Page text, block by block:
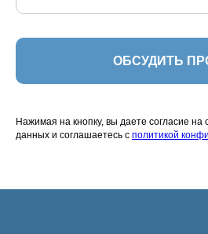
ОБСУДИТЬ
Нажимая на кнопку, вы даете согласие на
данных и соглашаетесь c политикой